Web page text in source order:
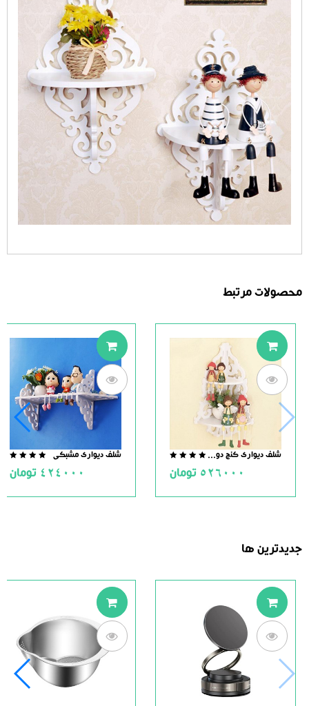
محصولات مرتبط
out
شلف دیواری کنج دو طبقه طرح شقایق
526000 تومان
شلف دیواری مشبکی
424000 تومان
جدیدترین ها